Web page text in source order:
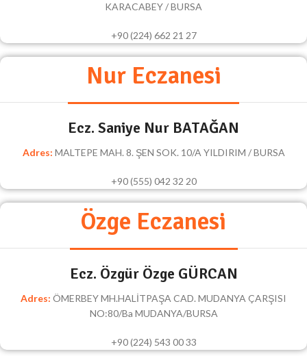
KARACABEY / BURSA
+90 (224) 662 21 27
Nur Eczanesi
Ecz. Saniye Nur BATAĞAN
Adres: MALTEPE MAH. 8. ŞEN SOK. 10/A YILDIRIM / BURSA
+90 (555) 042 32 20
Özge Eczanesi
Ecz. Özgür Özge GÜRCAN
Adres: ÖMERBEY MH.HALİTPAŞA CAD. MUDANYA ÇARŞISI
NO:80/Ba MUDANYA/BURSA
+90 (224) 543 00 33